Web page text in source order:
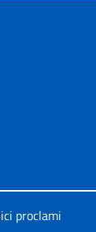
proclami